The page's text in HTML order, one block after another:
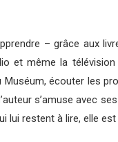
– grâce aux
même la
écouter les
s’amuse avec
lui restent à lire, elle